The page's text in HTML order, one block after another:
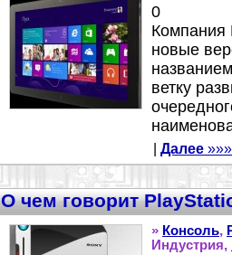
0
Компания
новые
ветку
Далее »»»
О чем говорит
» Консоль,
Индустрия,